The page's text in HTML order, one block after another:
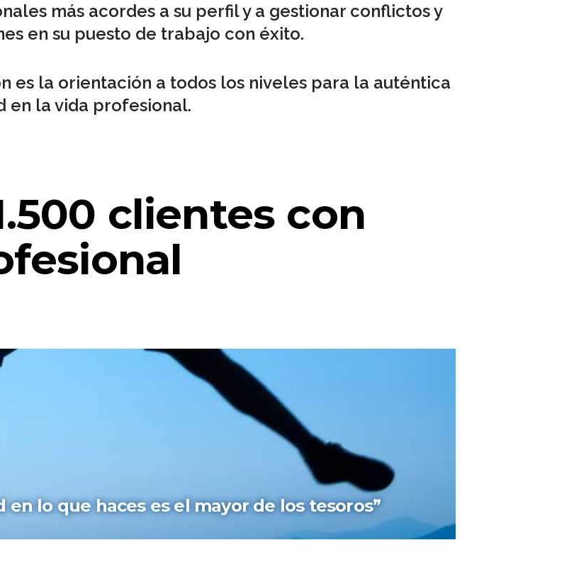
más acordes a su perfil y a gestionar conflictos y
en su puesto de trabajo con éxito.
es la orientación a todos los niveles para la auténtica
en la vida profesional.
clientes con
en lo que haces es el mayor de los tesoros”